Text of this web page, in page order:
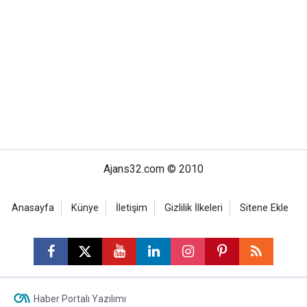
Ajans32.com © 2010
Anasayfa Künye İletişim Gizlilik İlkeleri Sitene Ekle
Haber Portalı Yazılımı